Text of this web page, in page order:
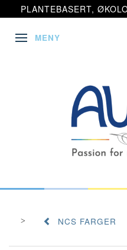
PLANTEBASERT,
VEKSLE NAVIGASJON
MENY
NCS FARGER